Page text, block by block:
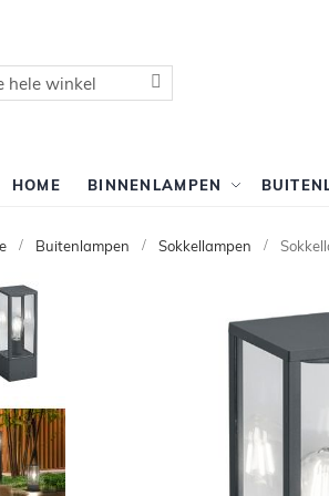
HOME BINNENLAMPEN
Buitenlampen Sokkellampen